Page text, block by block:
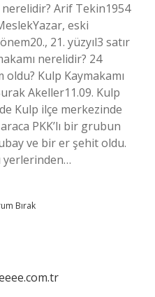
Arif Tekin1954
eski
21. yüzyıl3 satır
nerelidir? 24
oldu? Kulp Kaymakamı
Akeller11.09. Kulp
Kulp ilçe merkezinde
PKK’lı bir grubun
ve bir er şehit oldu.
yerlerinden…
Bırak